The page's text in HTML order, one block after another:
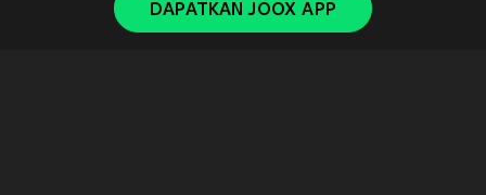
DAPATKAN JOOX APP